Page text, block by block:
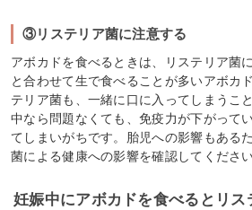
③リステリア菌に注意する
アボカドを食べるときは、リステリア菌
と合わせて生で食べることが多いアボカ
テリア菌も、一緒に口に入ってしまうこ
中なら問題なくても、免疫力が下がって
てしまいがちです。胎児への影響もある
菌による健康への影響を確認してください
妊娠中にアボカドを食べるとリ